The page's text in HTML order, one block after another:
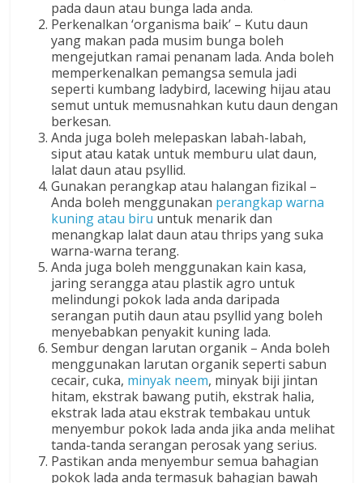
pada daun atau bunga lada anda.
Perkenalkan ‘organisma baik’ – Kutu daun
yang makan pada musim bunga boleh
mengejutkan ramai penanam lada. Anda boleh
memperkenalkan pemangsa semula jadi
seperti kumbang ladybird, lacewing hijau atau
semut untuk memusnahkan kutu daun dengan
berkesan.
Anda juga boleh melepaskan labah-labah,
siput atau katak untuk memburu ulat daun,
lalat daun atau psyllid.
Gunakan perangkap atau halangan fizikal –
Anda boleh menggunakan perangkap warna
kuning atau biru untuk menarik dan
menangkap lalat daun atau thrips yang suka
warna-warna terang.
Anda juga boleh menggunakan kain kasa,
jaring serangga atau plastik agro untuk
melindungi pokok lada anda daripada
serangan putih daun atau psyllid yang boleh
menyebabkan penyakit kuning lada.
Sembur dengan larutan organik – Anda boleh
menggunakan larutan organik seperti sabun
cecair, cuka, minyak neem, minyak biji jintan
hitam, ekstrak bawang putih, ekstrak halia,
ekstrak lada atau ekstrak tembakau untuk
menyembur pokok lada anda jika anda melihat
tanda-tanda serangan perosak yang serius.
Pastikan anda menyembur semua bahagian
pokok lada anda termasuk bahagian bawah